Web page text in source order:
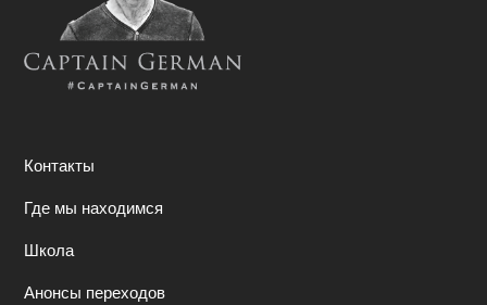
Контакты
Где мы находимся
Школа
Анонсы переходов